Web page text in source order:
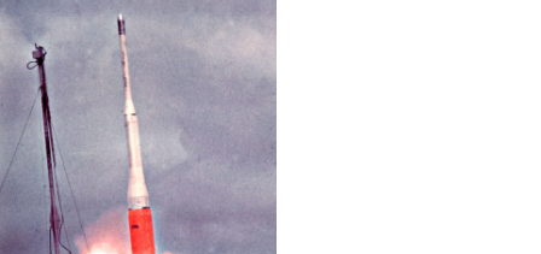
bien sûr que oui !
je suis un avion@,._,+: Bonjour je viens d'arriver il y a quelques
moi et quelques avions n'ont pas les mêmes noms qu'aujourd'hui
ouakamois
: Bonjourà toutes et à tous.en espérantque ces
quelques images du Pays Basque vous auront plu ; Agur…
d9pouces : Je me rattraperai à la Ferté samedi
d9pouces : Malheureusement non
fox_50: Bonjour, certains parmis vous étaient-ils présent au